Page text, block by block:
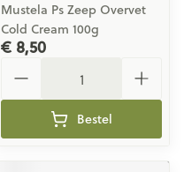
Mustela Ps Zeep Overvet
Cold Cream 100g
€ 8,50
Bestel